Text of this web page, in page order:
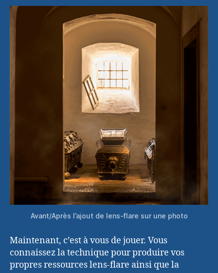
Avant/Après l’ajout de lens-flare sur une photo
Maintenant, c’est à vous de jouer. Vous
connaissez la technique pour produire vos
propres ressources lens-flare ainsi que la